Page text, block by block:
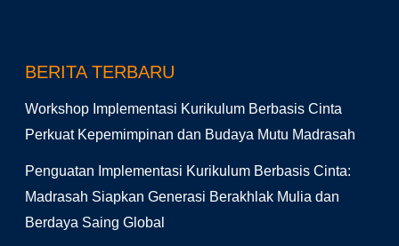
BERITA TERBARU
Workshop Implementasi Kurikulum Berbasis Cinta
Perkuat Kepemimpinan dan Budaya Mutu Madrasah
Penguatan Implementasi Kurikulum Berbasis Cinta:
Madrasah Siapkan Generasi Berakhlak Mulia dan
Berdaya Saing Global